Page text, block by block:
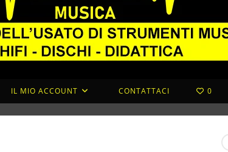
IL MIO ACCOUNT CONTATTACI 0